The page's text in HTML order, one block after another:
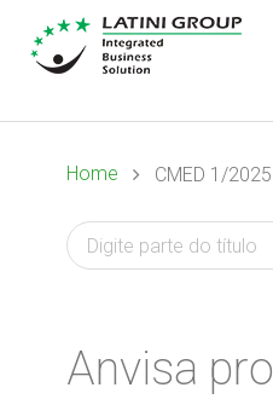
Home CMED 1/2025
Anvisa